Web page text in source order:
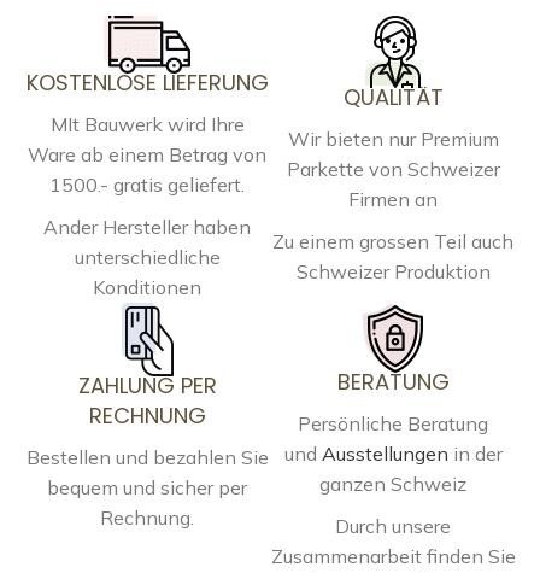
KOSTENLOSE LIEFERUNG
MIt Bauwerk wird Ihre
Ware ab einem Betrag von
1500.- gratis geliefert.
Ander Hersteller haben
unterschiedliche
Konditionen
QUALITÄT
Wir bieten nur Premium
Parkette von Schweizer
Firmen an
Zu einem grossen Teil auch
Schweizer Produktion
ZAHLUNG PER
RECHNUNG
Bestellen und bezahlen Sie
bequem und sicher per
Rechnung.
BERATUNG
Persönliche Beratung
und Ausstellungen in der
ganzen Schweiz
Durch unsere
Zusammenarbeit finden Sie